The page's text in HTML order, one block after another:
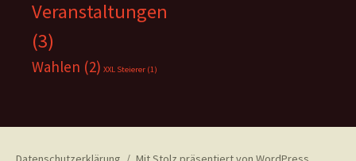
Veranstaltungen
(3)
Wahlen (2) XXL Steierer (1)